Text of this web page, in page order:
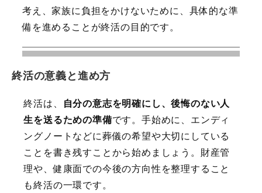
考え、家族に負担をかけないために、具体的な準
備を進めることが終活の目的です。
終活の意義と進め方
終活は、
自分の意志を明確にし、後悔のない人
生を送るための準備です。手始めに、エンディ
ングノートなどに葬儀の希望や大切にしている
ことを書き残すことから始めましょう。財産管
理や、健康面での今後の方向性を整理すること
も終活の一環です。